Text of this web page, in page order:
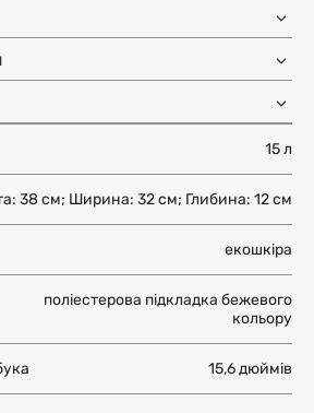
15 л
38 см; Ширина: 32 см; Глибина: 12 см
екошкіра
поліестерова підкладка бежевого
кольору
15,6 дюймів
1-3 дні
після SMS-підтвердження про
Пошта терміни уточнюйте для вашої
країни
(за
у Києві)
12 годин (наявність перевіряйте в
картці товару)
Більше інформації
повернення та обміну, щоб ви
під час покупки. Ви можете
товар протягом 14 днів після
Більше інформації
з кожного замовлення та
наступних покупок. Авторизуйтесь
та списувати бонуси.
Більше інформації